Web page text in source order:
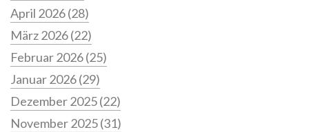
April 2026(28)
März 2026(22)
Februar 2026(25)
Januar 2026(29)
Dezember 2025(22)
November 2025(31)